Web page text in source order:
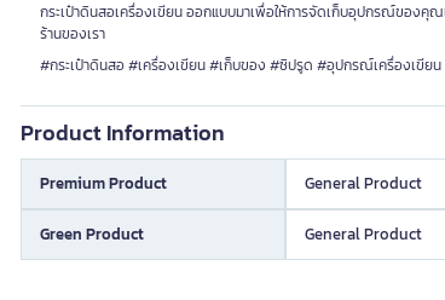
กระเป๋าดินสอเครื่องเขียน ออกแบบมาเพื่อให้การจัดเก็บอุปกรณ์ของคุณ
ร้านของเรา
#กระเป๋าดินสอ #เครื่องเขียน #เก็บของ #ซิปรูด #อุปกรณ์เครื่องเขียน
Product Information
Premium Product General Product
Green Product General Product